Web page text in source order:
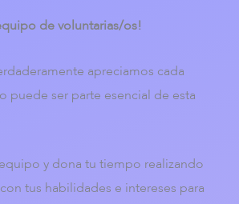
de voluntarias/os!
apreciamos cada
puede ser parte esencial de esta
y dona tu tiempo realizando
tus habilidades e intereses para